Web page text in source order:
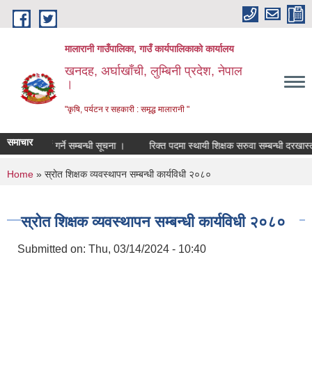
Skip to main content
मालारानी गाउँपालिका, गाउँ कार्यपालिकाको कार्यालय
खनदह, अर्घाखाँची, लुम्बिनी प्रदेश, नेपाल
।
"कृषि, पर्यटन र सहकारी : समृद्ध मालारानी "
समाचार
पदपुर्ति गर्ने सम्बन्धी सूचना । रिक्त पदमा स्थायी शिक्षक सरुवा सम्बन्धी दरखास्त
You are here
Home » स्रोत शिक्षक व्यवस्थापन सम्बन्धी कार्यविधी २०८०
स्रोत शिक्षक व्यवस्थापन सम्बन्धी कार्यविधी २०८०
Submitted on: Thu, 03/14/2024 - 10:40